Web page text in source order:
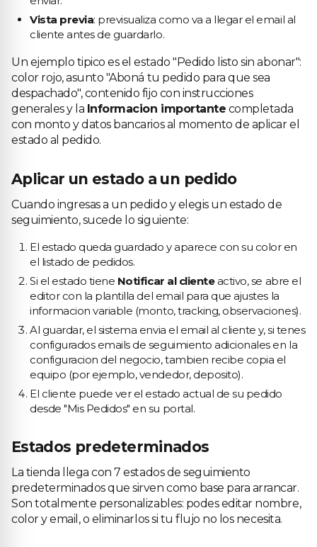
Vista previa: previsualiza como va a llegar el email al
cliente antes de guardarlo.
Un ejemplo tipico es el estado "Pedido listo sin abonar":
color rojo, asunto "Aboná tu pedido para que sea
despachado", contenido fijo con instrucciones
generales y la Informacion importante completada
con monto y datos bancarios al momento de aplicar el
estado al pedido.
Aplicar un estado a un pedido
Cuando ingresas a un pedido y elegis un estado de
seguimiento, sucede lo siguiente:
El estado queda guardado y aparece con su color en
el listado de pedidos.
Si el estado tiene Notificar al clienteactivo, se abre el
editor con la plantilla del email para que ajustes la
informacion variable (monto, tracking, observaciones).
Al guardar, el sistema envia el email al cliente y, si tenes
configurados emails de seguimiento adicionales en la
configuracion del negocio, tambien recibe copia el
equipo (por ejemplo, vendedor, deposito).
El cliente puede ver el estado actual de su pedido
desde "Mis Pedidos" en su portal.
Estados predeterminados
La tienda llega con 7 estados de seguimiento
predeterminados que sirven como base para arrancar.
Son totalmente personalizables: podes editar nombre,
color y email, o eliminarlos si tu flujo no los necesita.